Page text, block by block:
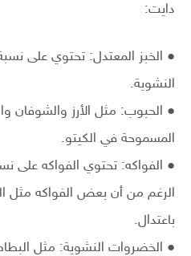
دايت:
● الخبز المعتدل: تحتوي على
النشوية.
● الحبوب: مثل الأرز والشوفان
المسموحة في الكيتو.
● الفواكه: تحتوي الفواكه على
الرغم من أن بعض الفواكه مثل
باعتدال.
● الخضروات النشوية: مثل